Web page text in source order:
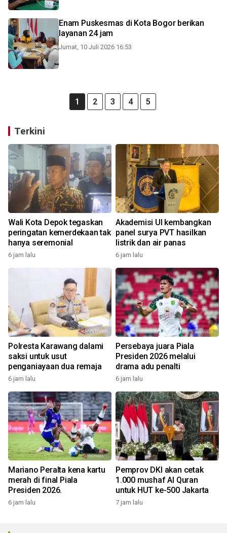
Enam Puskesmas di Kota Bogor berikan
layanan 24 jam
Jumat, 10 Juli 2026 16:53
1 2 3 4 5
Terkini
Wali Kota Depok tegaskan
peringatan kemerdekaan tak
hanya seremonial
6 jam lalu
Akademisi UI kembangkan
panel surya PVT hasilkan
listrik dan air panas
6 jam lalu
Polresta Karawang dalami
saksi untuk usut
penganiayaan dua remaja
6 jam lalu
Persebaya juara Piala
Presiden 2026 melalui
drama adu penalti
6 jam lalu
Mariano Peralta kena kartu
merah di final Piala
Presiden 2026.
6 jam lalu
Pemprov DKI akan cetak
1.000 mushaf Al Quran
untuk HUT ke-500 Jakarta
7 jam lalu